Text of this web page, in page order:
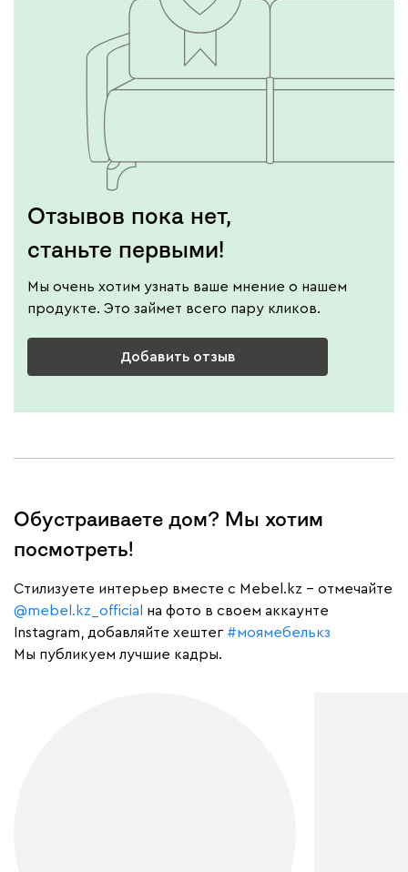
Отзывов пока нет,
станьте первыми!
Мы очень хотим узнать ваше мнение о нашем
продукте. Это займет всего пару кликов.
Добавить отзыв
Обустраиваете дом? Мы хотим
посмотреть!
Cтилизуете интерьер вместе с Mebel.kz – отмечайте
@mebel.kz_official
на фото в своем аккаунте
Instagram, добавляйте хештег #моямебелькз
Мы публикуем лучшие кадры.